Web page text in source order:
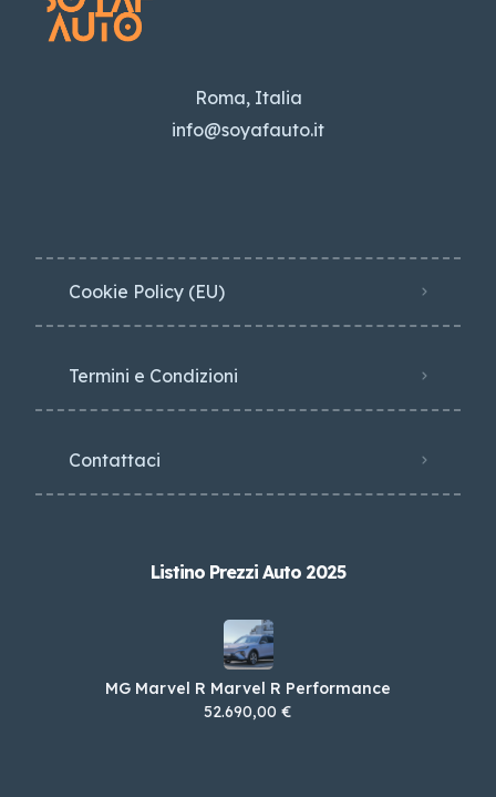
Roma, Italia
info@soyafauto.it
Cookie Policy (EU)
Termini e Condizioni
Contattaci
Listino Prezzi Auto 2025
MG Marvel R Marvel R Performance
52.690,00 €